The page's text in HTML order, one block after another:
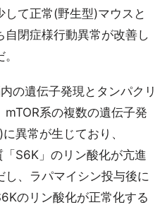
して正常(野生型)マウスと
閉症様行動異常が改善し
の遺伝子発現とタンパクリ
系の複数の遺伝子発
異常が生じており、
S6K」のリン酸化が亢進
し、ラパマイシン投与後に
のリン酸化が正常化する